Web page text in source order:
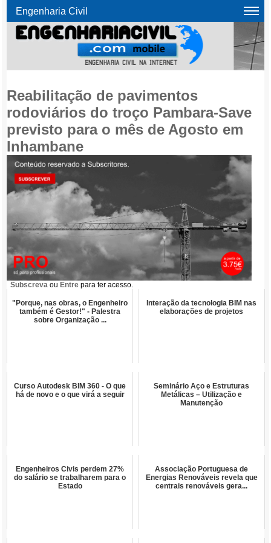
Engenharia Civil
Reabilitação de pavimentos
rodoviários do troço Pambara-Save
previsto para o mês de Agosto em
Inhambane
Subscreva ou Entre para ter acesso.
"Porque, nas obras, o Engenheiro
também é Gestor!" - Palestra
sobre Organização ...
Interação da tecnologia BIM nas
elaborações de projetos
Curso Autodesk BIM 360 - O que
há de novo e o que virá a seguir
Seminário Aço e Estruturas
Metálicas – Utilização e
Manutenção
Engenheiros Civis perdem 27%
do salário se trabalharem para o
Estado
Associação Portuguesa de
Energias Renováveis revela que
centrais renováveis gera...